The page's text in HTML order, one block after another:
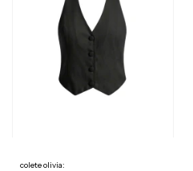
colete olivia: